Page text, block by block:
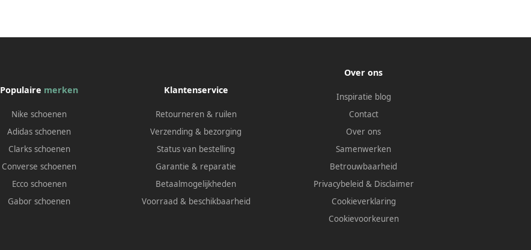
Populaire merken
Nike schoenen
Adidas schoenen
Clarks schoenen
Converse schoenen
Ecco schoenen
Gabor schoenen
Klantenservice
Retourneren & ruilen
Verzending & bezorging
Status van bestelling
Garantie & reparatie
Betaalmogelijkheden
Voorraad & beschikbaarheid
Over ons
Inspiratie blog
Contact
Over ons
Samenwerken
Betrouwbaarheid
Privacybeleid & Disclaimer
Cookieverklaring
Cookievoorkeuren